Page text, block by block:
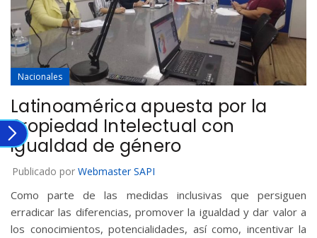
Nacionales
Latinoamérica apuesta por la
Propiedad Intelectual con
igualdad de género
Publicado por Webmaster SAPI
Como parte de las medidas inclusivas que persiguen
erradicar las diferencias, promover la igualdad y dar valor a
los conocimientos, potencialidades, así como, incentivar la